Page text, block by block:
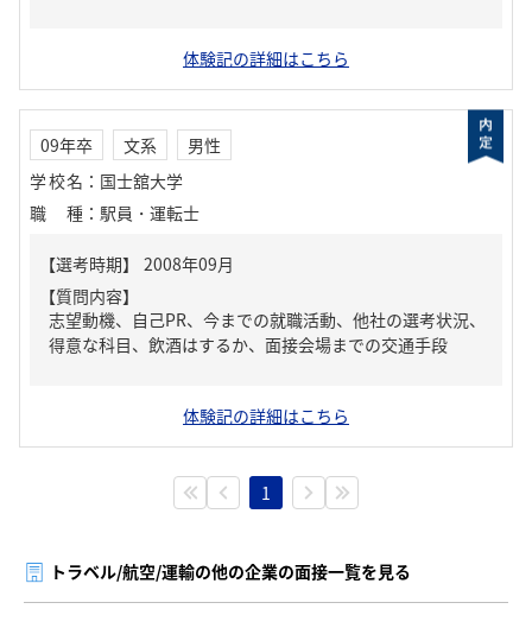
体験記の詳細はこちら
09年卒 文系
男性
学校名 ： 国士舘大学
職種 ： 駅員・運転士
【質問内容】
志望動機、自己PR、今までの就職活動、他社の選考状況、
得意な科目、飲酒はするか、面接会場までの交通手段
体験記の詳細はこちら
1
トラベル/航空/運輸の他の企業の面接一覧を見る